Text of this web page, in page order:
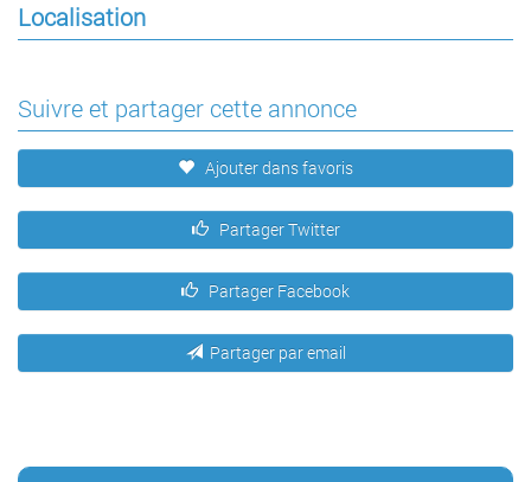
Localisation
Suivre et partager cette annonce
Ajouter dans favoris
Partager Twitter
Partager Facebook
Partager par email